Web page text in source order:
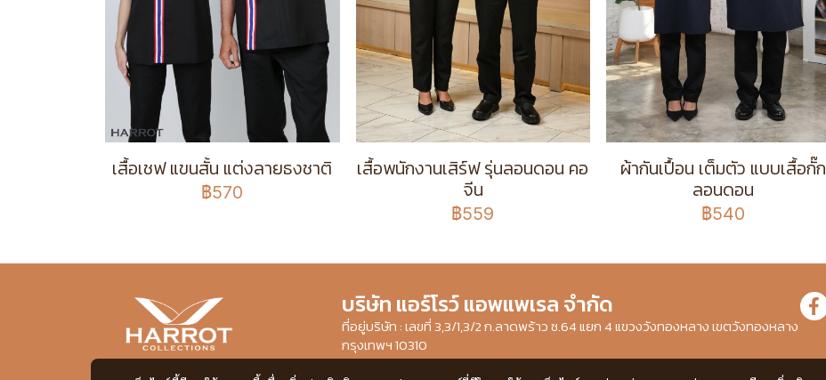
เสื้อเชฟ แขนสั้น แต่งลายธงชาติ
฿570
เสื้อพนักงานเสิร์ฟ รุ่นลอนดอน คอ
จีน
฿559
ผ้ากันเปื้อน เต็มตัว แบบเสื้อกั๊ก
ลอนดอน
฿540
บริษัท แอร์โรว์ แอพแพเรล จำกัด
ที่อยู่บริษัท : เลขที่ 3,3/1,3/2 ก.ลาดพร้าว ซ.64 แยก 4 แขวงวังทองหลาง เขตวังทองหลาง
กรุงเทพฯ 10310